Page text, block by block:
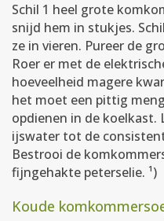
Schil 1 heel grote
snijd hem in stukjes.
ze in vieren. Pureer de
Roer er met de
hoeveelheid magere
het moet een pittig
opdienen in de koelkast.
ijswater tot de
Bestrooi de
fijngehakte peterselie. ¹)
Koude